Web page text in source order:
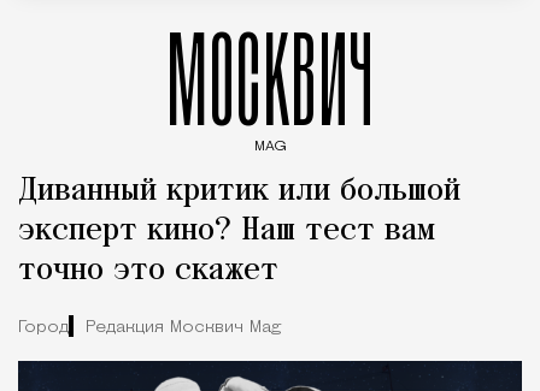
МОСКВИЧ
MAG
Диванный критик или большой
эксперт кино? Наш тест вам
точно это скажет
Город Редакция Москвич Mag